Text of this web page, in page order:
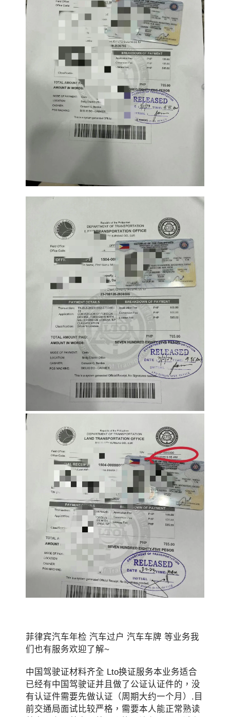
菲律宾汽车年检 汽车过户 汽车车牌 等业务我
们也有服务欢迎了解~
中国驾驶证材料齐全 Lto换证服务本业务适合
已经有中国驾驶证并且做了公证认证件的，没
有认证件需要先做认证（周期大约一个月）.目
前交通局面试比较严格，需要本人能正常熟读